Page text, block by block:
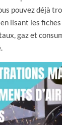
pouvez déjà
lisant les
gaz et